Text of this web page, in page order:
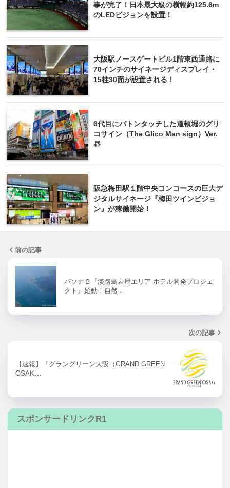
事が完了！日本最大級の横幅約125.6m
のLEDビジョンを設置！
大阪駅ノースゲートビル1階東西通路に
70インチのサイネージディスプレイ・
15柱30面が設置される！
6代目にバトンタッチした道頓堀のグリ
コサイン（The Glico Man sign）Ver.
昼
阪急梅田駅１階中央コンコースの巨大デ
ジタルサイネージ『梅田ツインビジョ
ン』が稼働開始！
前の記事
パソナＧ『淡路島岩屋エリア ホテル開発プロジェ
クト』始動！自然…
次の記事
【速報】『グラングリーン大阪（GRAND GREEN
OSAK…
スポンサードリンクR1